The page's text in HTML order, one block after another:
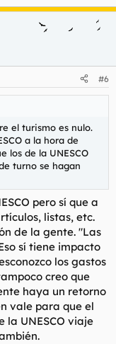
#6
el turismo es nulo.
a la hora de
los de la UNESCO
turno se hagan
pero sí que a
listas, etc.
de la gente. "Las
sí tiene impacto
los gastos
creo que
haya un retorno
vale para que el
la UNESCO viaje